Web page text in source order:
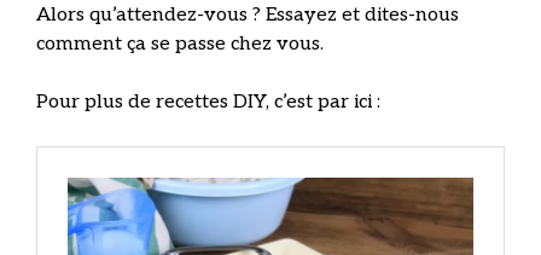
Alors qu’attendez-vous ? Essayez et dites-nous
comment ça se passe chez vous.
Pour plus de recettes DIY, c’est par ici :